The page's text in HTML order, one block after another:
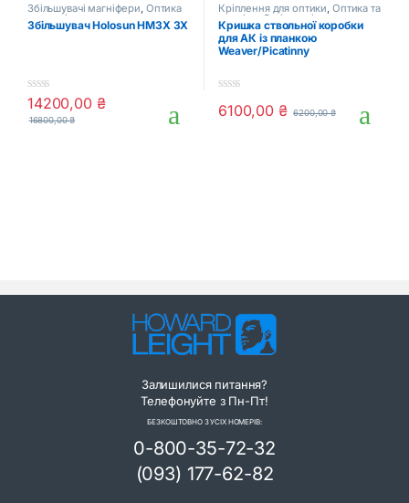
Збільшувачі магніфери, Оптика
та приціли
Збільшувач Holosun HM3X 3X
0
o
u
14200,00 ₴
16800,00₴
Кріплення для оптики, Оптика та
приціли Стрілецькі аксесуари
Кришка ствольної коробки
для АК із планкою
Weaver/Picatinny
0
o
6100,00 ₴ 6200,00₴
Залишилися питання?
Телефонуйте з Пн-Пт!
БЕЗКОШТОВНО З УСІХ НОМЕРІВ:
0-800-35-72-32
(093) 177-62-82